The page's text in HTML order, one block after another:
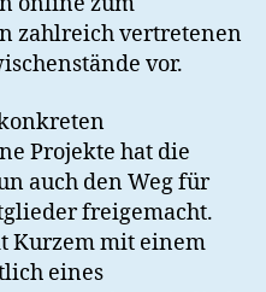
zahlreich vertretenen
vor.
Projekte hat die
auch den Weg für
freigemacht.
Kurzem mit einem
eines